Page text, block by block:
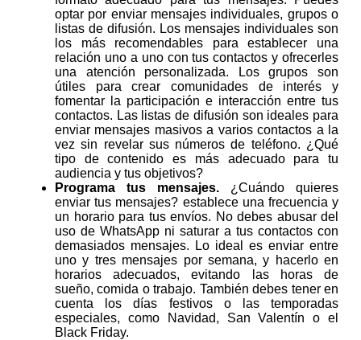
optar por enviar mensajes individuales, grupos o
listas de difusión. Los mensajes individuales son
los más recomendables para establecer una
relación uno a uno con tus contactos y ofrecerles
una atención personalizada. Los grupos son
útiles para crear comunidades de interés y
fomentar la participación e interacción entre tus
contactos. Las listas de difusión son ideales para
enviar mensajes masivos a varios contactos a la
vez sin revelar sus números de teléfono. ¿Qué
tipo de contenido es más adecuado para tu
audiencia y tus objetivos?
Programa tus mensajes. ¿Cuándo quieres
enviar tus mensajes? establece una frecuencia y
un horario para tus envíos. No debes abusar del
uso de WhatsApp ni saturar a tus contactos con
demasiados mensajes. Lo ideal es enviar entre
uno y tres mensajes por semana, y hacerlo en
horarios adecuados, evitando las horas de
sueño, comida o trabajo. También debes tener en
cuenta los días festivos o las temporadas
especiales, como Navidad, San Valentín o el
Black Friday.